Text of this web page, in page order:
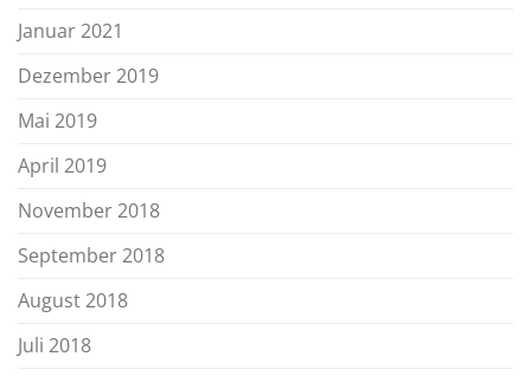
Januar 2021
Dezember 2019
Mai 2019
April 2019
November 2018
September 2018
August 2018
Juli 2018